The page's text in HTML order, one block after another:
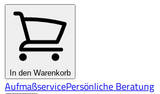
In den Warenkorb
AufmaßservicePersönliche Beratung